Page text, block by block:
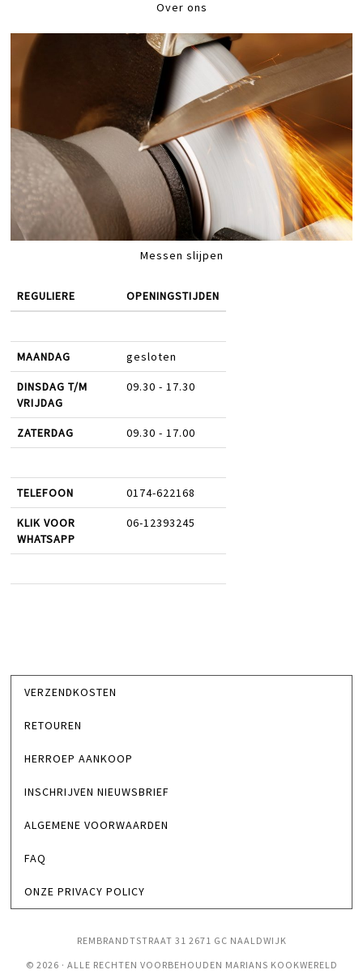
Over ons
Messen slijpen
REGULIERE OPENINGSTIJDEN
MAANDAG gesloten
DINSDAG T/M
VRIJDAG
09.30 - 17.30
ZATERDAG 09.30 - 17.00
TELEFOON 0174-622168
KLIK VOOR
WHATSAPP
06-12393245
VERZENDKOSTEN
RETOUREN
HERROEP AANKOOP
INSCHRIJVEN NIEUWSBRIEF
ALGEMENE VOORWAARDEN
FAQ
ONZE PRIVACY POLICY
REMBRANDTSTRAAT 31 2671 GC NAALDWIJK
© 2026 · ALLE RECHTEN VOORBEHOUDEN MARIANS KOOKWERELD